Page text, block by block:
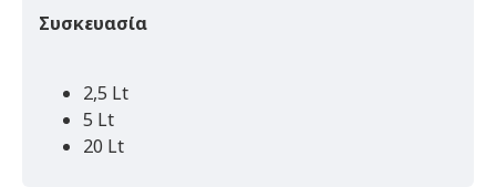
Συσκευασία
2,5 Lt
5 Lt
20 Lt